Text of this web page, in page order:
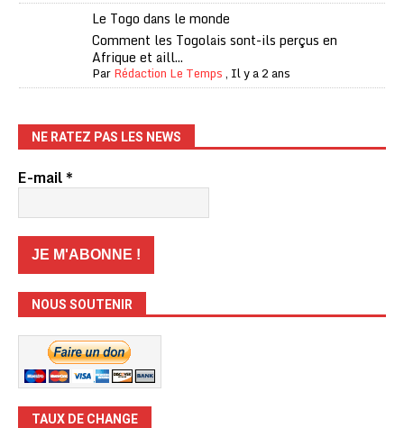
Le Togo dans le monde
Comment les Togolais sont-ils perçus en
Afrique et aill...
ParRédaction Le Temps, Il y a 2 ans
NE RATEZ PAS LES NEWS
E-mail*
NOUS SOUTENIR
TAUX DE CHANGE